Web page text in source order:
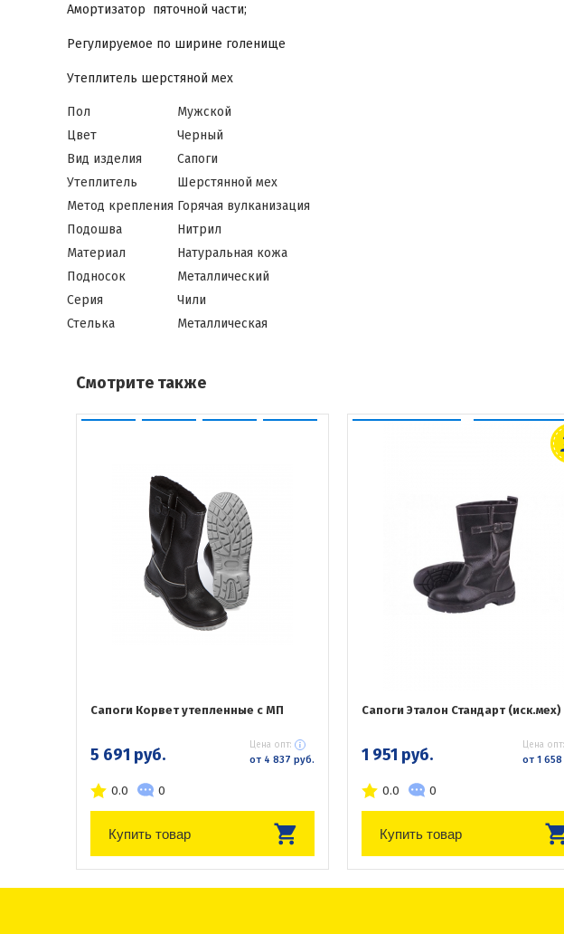
Амортизатор пяточной части;
Регулируемое по ширине голенище
Утеплитель шерстяной мех
Пол
Мужской
Цвет
Черный
Вид изделия
Сапоги
Утеплитель
Шерстянной мех
Метод крепления Горячая вулканизация
Подошва
Нитрил
Материал
Натуральная кожа
Подносок
Металлический
Серия
Чили
Стелька
Металлическая
Смотрите также
Сапоги Корвет утепленные с МП
5 691 руб. Цена опт:
от 4 837 руб.
0.0 0
Купить товар
Сапоги Эталон Стандарт (иск.мех)
1 951 руб. Цена опт:
от 1
0.0 0
Купить товар